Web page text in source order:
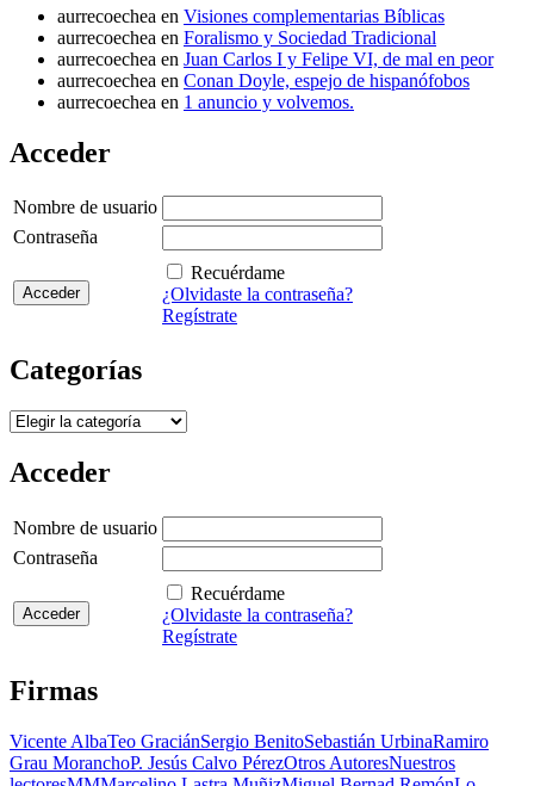
aurrecoechea en Visiones complementarias Bíblicas
aurrecoechea en Foralismo y Sociedad Tradicional
aurrecoechea en Juan Carlos I y Felipe VI, de mal en peor
aurrecoechea en Conan Doyle, espejo de hispanófobos
aurrecoechea en 1 anuncio y volvemos.
Acceder
Nombre de usuario
Contraseña
Recuérdame
¿Olvidaste la contraseña?
Regístrate
Categorías
Categorías
Acceder
Nombre de usuario
Contraseña
Recuérdame
¿Olvidaste la contraseña?
Regístrate
Firmas
Vicente AlbaTeo GraciánSergio BenitoSebastián UrbinaRamiro
Grau MoranchoP. Jesús Calvo PérezOtros AutoresNuestros